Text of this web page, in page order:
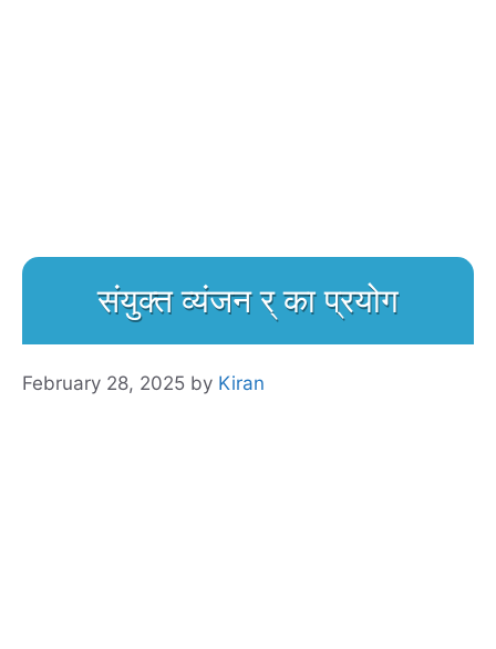
संयुक्त व्यंजन र् का प्रयोग
February 28, 2025 by Kiran